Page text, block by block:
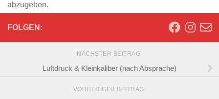
abzugeben.
FOLGEN:
NÄCHSTER BEITRAG
Luftdruck & Kleinkaliber (nach Absprache)
VORHERIGER BEITRAG